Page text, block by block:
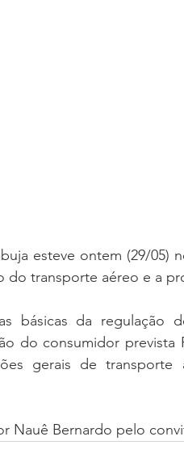
esteve ontem (29/05)
do transporte aéreo e a
básicas da regulação
do consumidor prevista
gerais de
Nauê Bernardo pelo